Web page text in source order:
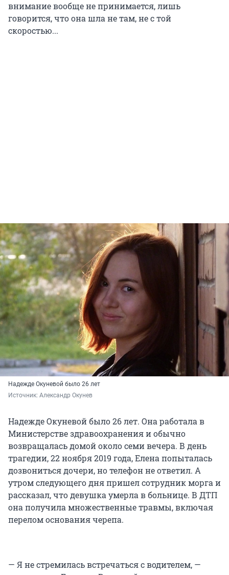
внимание вообще не принимается, лишь
говорится, что она шла не там, не с той
скоростью...
Надежде Окуневой было 26 лет
Источник: Александр Окунев
Надежде Окуневой было 26 лет. Она работала в
Министерстве здравоохранения и обычно
возвращалась домой около семи вечера. В день
трагедии, 22 ноября 2019 года, Елена попыталась
дозвониться дочери, но телефон не ответил. А
утром следующего дня пришел сотрудник морга и
рассказал, что девушка умерла в больнице. В ДТП
она получила множественные травмы, включая
перелом основания черепа.
— Я не стремилась встречаться с водителем, —